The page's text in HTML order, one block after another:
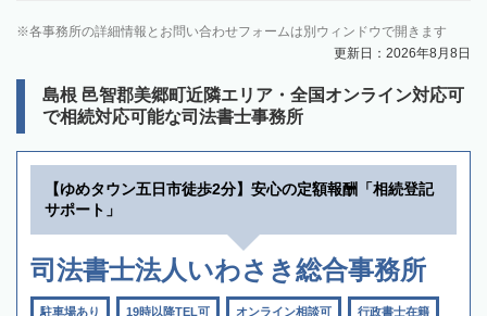
各事務所の詳細情報とお問い合わせフォームは別ウィンドウで開きます
更新日：2026年8月8日
島根 邑智郡美郷町近隣エリア・全国オンライン対応可
で相続対応可能な司法書士事務所
【ゆめタウン五日市徒歩2分】安心の定額報酬「相続登記
サポート」
司法書士法人いわさき総合事務所
駐車場あり 19時以降TEL可 オンライン相談可 行政書士在籍